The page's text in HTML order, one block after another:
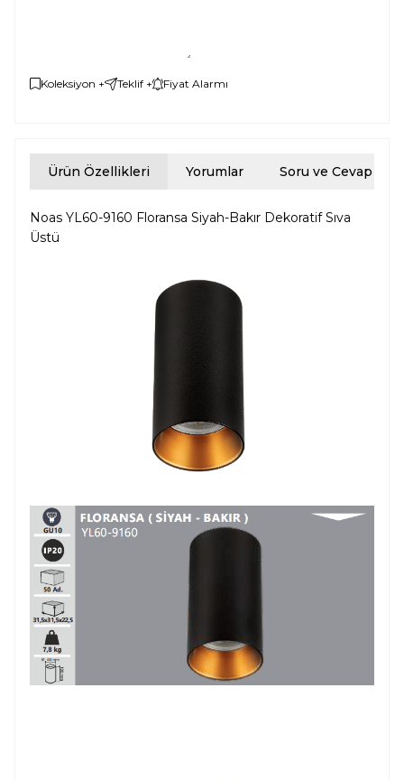
Koleksiyon + Teklif + Fiyat Alarmı
Ürün Özellikleri Yorumlar Soru ve Cevap
Noas YL60-9160 Floransa Siyah-Bakır Dekoratif Sıva
Üstü